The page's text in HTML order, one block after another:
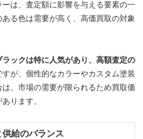
は、査定額に影響を与える要素の一
る色は需要が高く、高価買取の対象
ックは特に人気があり、高額査定の
すが、個性的なカラーやカスタム塗装
、市場の需要が限られるため買取価
ります。
給のバランス